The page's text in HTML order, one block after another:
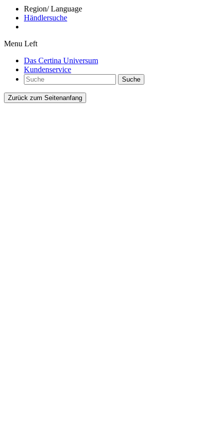
Region/ Language
Händlersuche
Menu Left
Das Certina Universum
Kundenservice
Suche
Zurück zum Seitenanfang